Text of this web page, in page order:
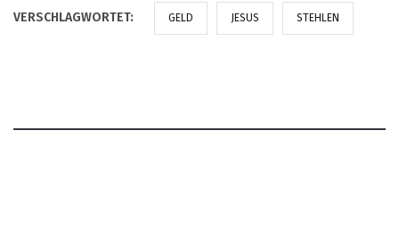
VERSCHLAGWORTET: GELD JESUS STEHLEN